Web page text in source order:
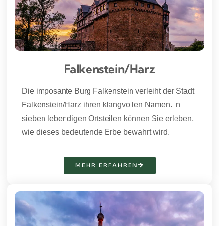
Falkenstein/Harz​
Die imposante Burg Falkenstein verleiht der Stadt
Falkenstein/Harz ihren klangvollen Namen. In
sieben lebendigen Ortsteilen können Sie erleben,
wie dieses bedeutende Erbe bewahrt wird.
MEHR ERFAHREN